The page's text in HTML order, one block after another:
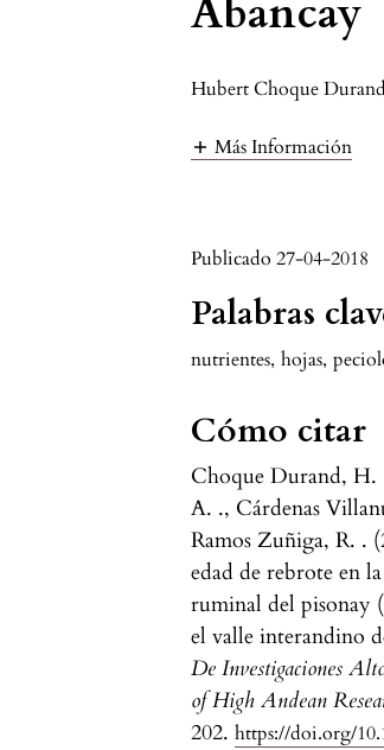
Abancay
Hubert Choque Durand
Más Información
Publicado 27-04-2018
Palabras
nutrientes, hojas,
Cómo citar
Choque Durand, H.
A. ., Cárdenas
Ramos Zuñiga, R. .
edad de rebrote en
ruminal del pisonay
el valle interandino
De Investigaciones
of High Andean
202.https://doi.org/